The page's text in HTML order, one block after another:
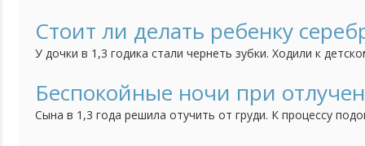
как вариант думаю может появление брата так
привычка грызть ногти. Сейчас дочке 3 года, а привычка
Стоит ли делать ребенку
У дочки в 1,3 годика стали чернеть зубки. Ходили к
сделать серебрение. Зубки мы чистим, но результат
теперь не знаю стоить ли делать процедуру серебрения
Беспокойные ночи при
Сына в 1,3 года решила отучить от груди. К процессу